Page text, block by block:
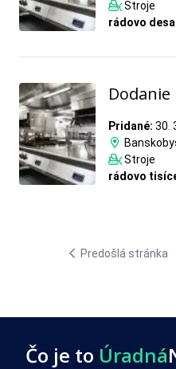
Stroje
rádovo
Pridané: 30.
Stroje
rádovo
Predošlá stránka
Čo je to Úradná